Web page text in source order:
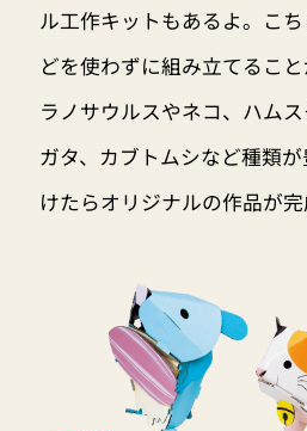
ル工作キットもあるよ。こ
どを使わずに組み立てるこ
ラノサウルスやネコ、ハム
ガタ、カブトムシなど種類
けたらオリジナルの作品が完